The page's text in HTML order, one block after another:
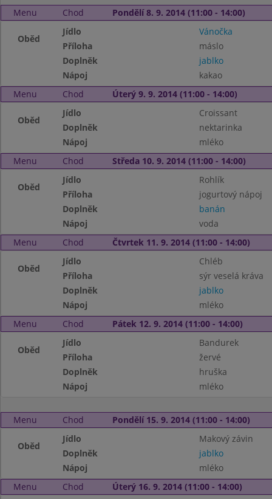
Menu Chod Pondělí 8. 9. 2014 (11:00 - 14:00)
Oběd
Jídlo
Vánočka
Příloha
máslo
Doplněk
jablko
Nápoj
kakao
Menu
Chod Úterý 9. 9. 2014 (11:00 - 14:00)
Oběd
Jídlo
Croissant
Doplněk
nektarinka
Nápoj
mléko
Menu
Chod Středa 10. 9. 2014 (11:00 - 14:00)
Oběd
Jídlo
Rohlík
Příloha
jogurtový nápoj
Doplněk
banán
Nápoj
voda
Menu
Chod Čtvrtek 11. 9. 2014 (11:00 - 14:00)
Oběd
Jídlo
Chléb
Příloha
sýr veselá kráva
Doplněk
jablko
Nápoj
mléko
Menu
Chod Pátek 12. 9. 2014 (11:00 - 14:00)
Oběd
Jídlo
Bandurek
Příloha
žervé
Doplněk
hruška
Nápoj
mléko
Menu Chod Pondělí 15. 9. 2014 (11:00 - 14:00)
Oběd
Jídlo
Makový závin
Doplněk
jablko
Nápoj
mléko
Menu
Chod Úterý 16. 9. 2014 (11:00 - 14:00)